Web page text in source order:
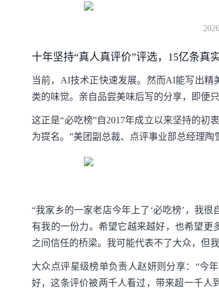
十年坚持“真人真评价”评选，15亿条真
当前，AI技术正快速发展。然而AI能写出精
类的味觉。亲自品尝美味后写的分享，即便
这正是“必吃榜”自2017年成立以来坚持的初
为提名。”美团副总裁、点评事业部总经理陶
“我家乡的一家老店今年上了‘必吃榜’，我
有我的一份力。希望它越来越好，也希望更
之间信任的桥梁。我可能代表不了大众，但
大众点评星级榜单负责人赵妍则分享：“今
好，这条评价被两千人看过，带来超一千人